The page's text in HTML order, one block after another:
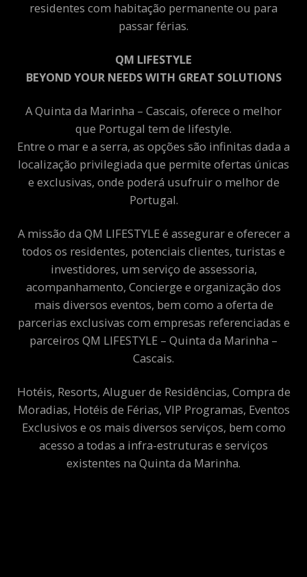
residentes com habitação permanente ou para
passar férias.
QM LIFESTYLE
BEYOND YOUR NEEDS WITH GREAT SOLUTIONS
A Quinta da Marinha – Cascais, oferece o melhor
que Portugal tem de lifestyle.
Entre o mar e a serra, as opções são infinitas dada a
localização privilegiada que permite ofertas únicas
e exclusivas, onde poderá usufruir o melhor de
Portugal.
A missão da QM LIFESTYLE é assegurar e oferecer a
todos os residentes, potenciais clientes, turistas e
investidores, um serviço de assessoria,
acompanhamento, Concierge e organização dos
mais diversos eventos, bem como a oferta de
parcerias exclusivas com empresas referenciadas e
parceiros QM LIFESTYLE – Quinta da Marinha –
Cascais.
Hotéis, Resorts, Aluguer de Residências, Compra de
Moradias, Hotéis de Férias, VIP Programas, Eventos
Exclusivos e os mais diversos serviços, bem como
acesso a todas a infra-estruturas e serviços
existentes na Quinta da Marinha.